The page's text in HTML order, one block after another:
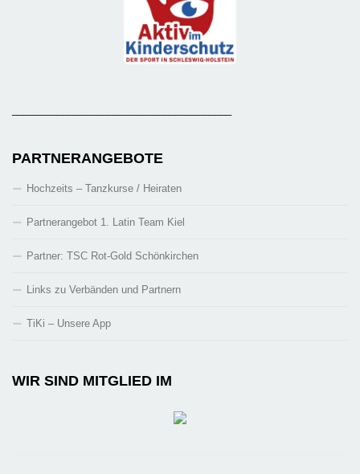
PARTNERANGEBOTE
Hochzeits – Tanzkurse / Heiraten
Partnerangebot 1. Latin Team Kiel
Partner: TSC Rot-Gold Schönkirchen
Links zu Verbänden und Partnern
TiKi – Unsere App
WIR SIND MITGLIED IM